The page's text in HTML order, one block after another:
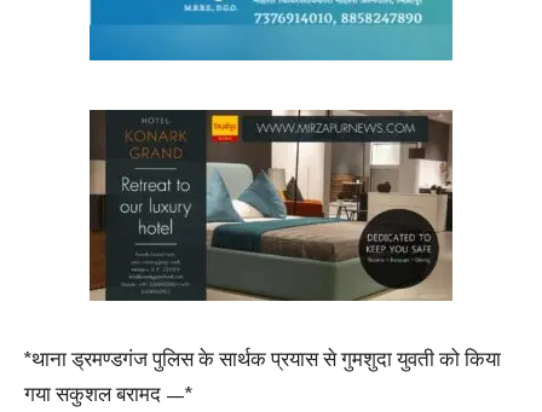
*थाना ड्रमण्डगंज पुलिस के सार्थक प्रयास से गुमशुदा युवती को किया
गया सकुशल बरामद —*